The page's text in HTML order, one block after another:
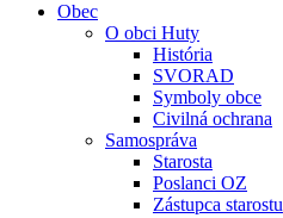
Obec
O obci Huty
História
SVORAD
Symboly obce
Civilná ochrana
Samospráva
Starosta
Poslanci OZ
Zástupca starostu